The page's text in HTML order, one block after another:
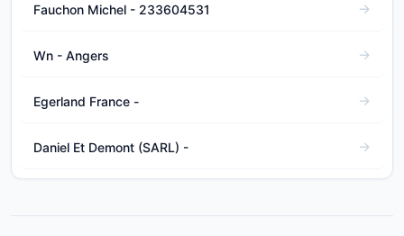
Fauchon Michel - 233604531
Wn - Angers
Egerland France -
Daniel Et Demont (SARL) -